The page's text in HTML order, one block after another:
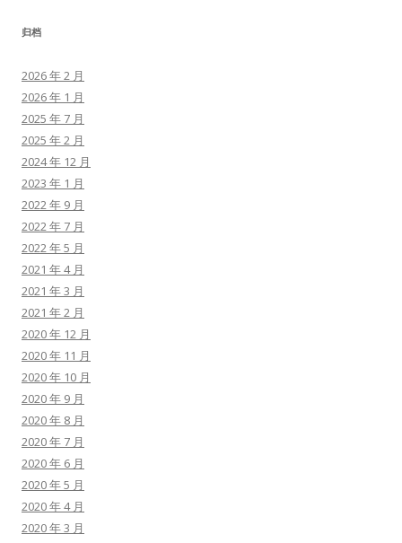
归档
2026 年 2 月
2026 年 1 月
2025 年 7 月
2025 年 2 月
2024 年 12 月
2023 年 1 月
2022 年 9 月
2022 年 7 月
2022 年 5 月
2021 年 4 月
2021 年 3 月
2021 年 2 月
2020 年 12 月
2020 年 11 月
2020 年 10 月
2020 年 9 月
2020 年 8 月
2020 年 7 月
2020 年 6 月
2020 年 5 月
2020 年 4 月
2020 年 3 月